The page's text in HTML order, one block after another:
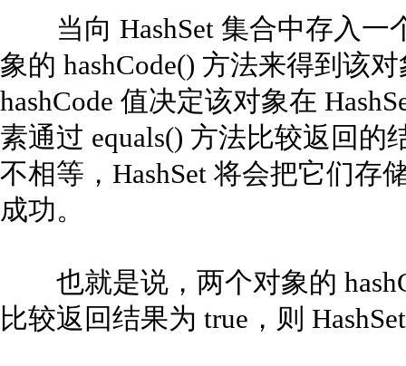
当向 HashSet 集合中存入一
象的 hashCode() 方法来得到该
hashCode 值决定该对象在
素通过 equals() 方法比较返回的
不相等，HashSet 将会把它们存
成功。
也就是说，两个对象的
比较返回结果为 true，则